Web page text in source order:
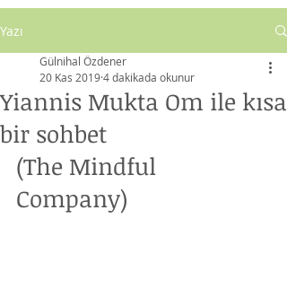
Yazı
Yiannis Mukta Om ile kısa
bir sohbet
Gülnihal Özdener
20 Kas 20194 dakikada okunur
(The Mindful
Company)